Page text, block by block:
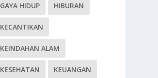
GAYA HIDUP HIBURAN
KECANTIKAN
KEINDAHAN ALAM
KESEHATAN KEUANGAN